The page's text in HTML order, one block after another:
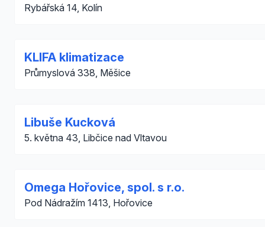
Rybářská 14, Kolín
KLIFA klimatizace
Průmyslová 338, Měšice
Libuše Kucková
5. května 43, Libčice nad Vltavou
Omega Hořovice, spol. s r.o.
Pod Nádražím 1413, Hořovice